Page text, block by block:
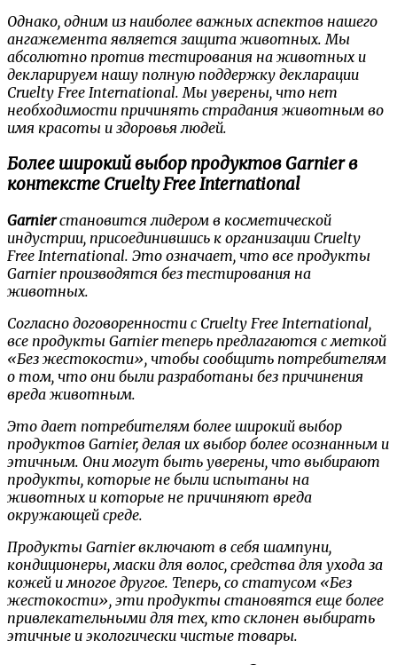
Однако, одним из наиболее важных аспектов нашего
ангажемента является защита животных. Мы
абсолютно против тестирования на животных и
декларируем нашу полную поддержку декларации
Cruelty Free International. Мы уверены, что нет
необходимости причинять страдания животным во
имя красоты и здоровья людей.
Более широкий выбор продуктов Garnier в
контексте Cruelty Free International
Garnierстановится лидером в косметической
индустрии, присоединившись к организации Cruelty
Free International. Это означает, что все продукты
Garnier производятся без тестирования на
животных.
Согласно договоренности с Cruelty Free International,
все продукты Garnier теперь предлагаются с меткой
«Без жестокости», чтобы сообщить потребителям
о том, что они были разработаны без причинения
вреда животным.
Это дает потребителям более широкий выбор
продуктов Garnier, делая их выбор более осознанным и
этичным. Они могут быть уверены, что выбирают
продукты, которые не были испытаны на
животных и которые не причиняют вреда
окружающей среде.
Продукты Garnier включают в себя шампуни,
кондиционеры, маски для волос, средства для ухода за
кожей и многое другое. Теперь, со статусом «Без
жестокости», эти продукты становятся еще более
привлекательными для тех, кто склонен выбирать
этичные и экологически чистые товары.